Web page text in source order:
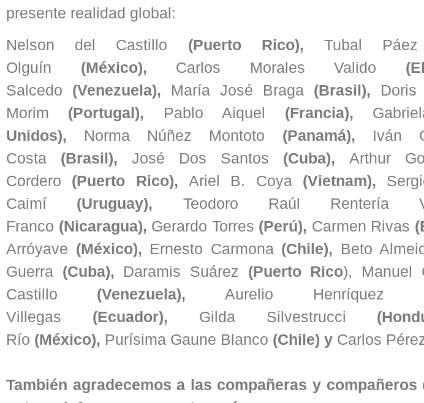
presente realidad global:
Nelson del Castillo (Puerto Rico),Tubal Páez
Olguín (México), Carlos Morales Valido (El
Salcedo (Venezuela), María José Braga (Brasil), Doris
Morim (Portugal), Pablo Aiquel (Francia),
Unidos), Norma Núñez Montoto (Panamá), Iván
Costa (Brasil), José Dos Santos (Cuba), Arthur
Cordero (Puerto Rico), Ariel B. Coya(Vietnam),
Caimí (Uruguay), Teodoro Raúl Rentería
Franco (Nicaragua), Gerardo Torres (Perú), Carmen Rivas
Arróyave (México), Ernesto Carmona(Chile), Beto
Guerra (Cuba), Daramis Suárez (Puerto Rico), Manuel
Castillo (Venezuela),Aurelio Henríquez
Villegas (Ecuador), Gilda Silvestrucci
Río (México), Purísima Gaune Blanco (Chile) y Carlos
También agradecemos a las compañeras y